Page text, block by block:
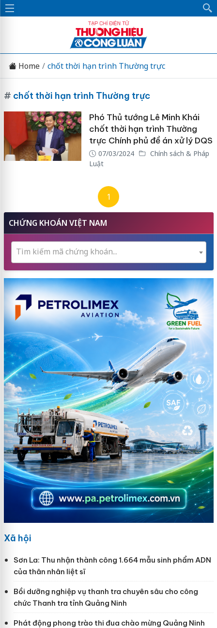
Home chốt thời hạn trình Thường trực
# chốt thời hạn trình Thường trực
Phó Thủ tướng Lê Minh Khái
chốt thời hạn trình Thường
trực Chính phủ đề án xử lý DQS
07/03/2024
Chính sách & Pháp
Luật
1
CHỨNG KHOÁN VIỆT NAM
Tìm kiếm mã chứng khoán...
Xã hội
Sơn La: Thu nhận thành công 1.664 mẫu sinh phẩm ADN
của thân nhân liệt sĩ
Bồi dưỡng nghiệp vụ thanh tra chuyên sâu cho công
chức Thanh tra tỉnh Quảng Ninh
Phát động phong trào thi đua chào mừng Quảng Ninh